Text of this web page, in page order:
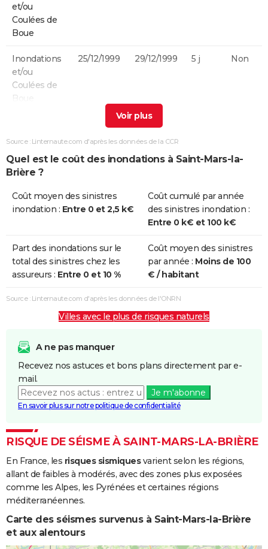
et/ou
Coulées de
Boue
Inondations
et/ou
Coulées de
Boue
25/12/1999 29/12/1999 5 j Non
et/ou
Boue
17/01/1995 31/01/1995
et/ou
Coulées de
Inondations
et/ou
Coulées de
Boue
07/05/1988 08/05/1988 2 j Oui
Inondations
Coulées de
25/06/1983 26/06/1983 2 j
Inondations
et/ou
Coulées de
01/04/1983 28/04/1983 28 j
Source : Linternaute.com d'après les données de la CCR
Quel est le coût des inondations à Saint-Mars-la-
Brière ?
Coût moyen des sinistres
inondation : Entre 0 et 2,5 k€
Coût cumulé par année
des sinistres inondation :
Entre 0 k€ et 100 k€
Part des inondations sur le
total des sinistres chez les
assureurs : Entre 0 et 10 %
Coût moyen des sinistres
par année : Moins de 100
€ / habitant
Source : Linternaute.com d'après les données de l'ONRN
Villes avec le plus de risques naturels
A ne pas manquer
Recevez nos astuces et bons plans directement par e-
mail.
Je m'abonne
En savoir plus sur notre politique de confidentialité
RISQUE DE SÉISME À SAINT-MARS-LA-BRIÈRE
En France, les risques sismiquesvarient selon les régions,
allant de faibles à modérés, avec des zones plus exposées
comme les Alpes, les Pyrénées et certaines régions
méditerranéennes.
Carte des séismes survenus à Saint-Mars-la-Brière
et aux alentours